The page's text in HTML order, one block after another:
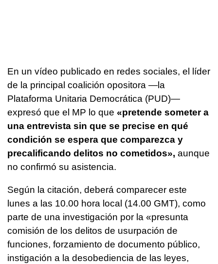
En un vídeo publicado en redes sociales, el líder
de la principal coalición opositora —la
Plataforma Unitaria Democrática (PUD)—
expresó que el MP lo que «pretende someter a
una entrevista sin que se precise en qué
condición se espera que comparezca y
precalificando delitos no cometidos», aunque
no confirmó su asistencia.
Según la citación, deberá comparecer este
lunes a las 10.00 hora local (14.00 GMT), como
parte de una investigación por la «presunta
comisión de los delitos de usurpación de
funciones, forzamiento de documento público,
instigación a la desobediencia de las leyes,